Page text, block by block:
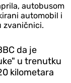
autobusom
automobil i
zvaničnici.
da je
u trenutku
kilometara